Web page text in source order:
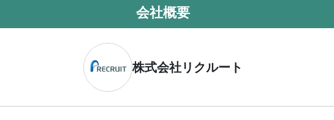
会社概要
株式会社リクルート